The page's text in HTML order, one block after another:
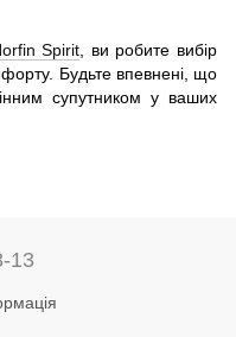
Spirit , ви робите вибір
Будьте впевнені, що
супутником у ваших
13